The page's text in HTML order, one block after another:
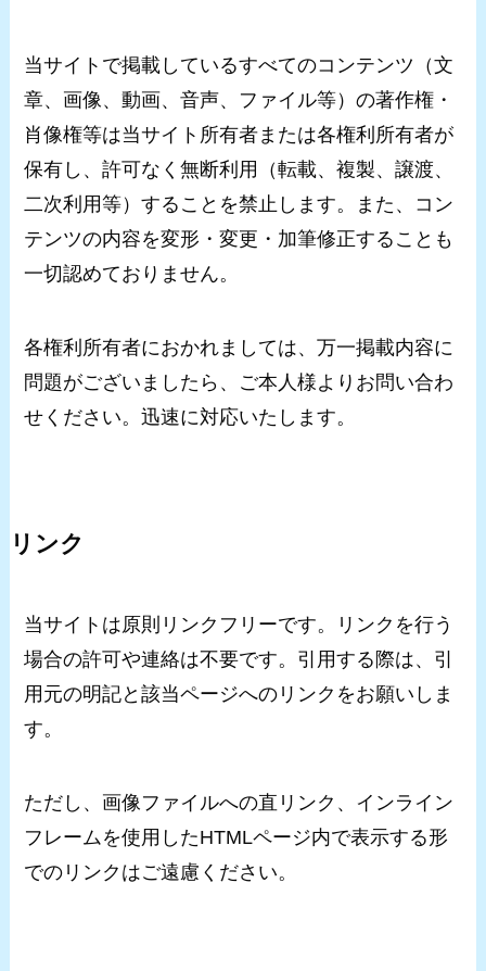
当サイトで掲載しているすべてのコンテンツ（文
章、画像、動画、音声、ファイル等）の著作権・
肖像権等は当サイト所有者または各権利所有者が
保有し、許可なく無断利用（転載、複製、譲渡、
二次利用等）することを禁止します。また、コン
テンツの内容を変形・変更・加筆修正することも
一切認めておりません。
各権利所有者におかれましては、万一掲載内容に
問題がございましたら、ご本人様よりお問い合わ
せください。迅速に対応いたします。
リンク
当サイトは原則リンクフリーです。リンクを行う
場合の許可や連絡は不要です。引用する際は、引
用元の明記と該当ページへのリンクをお願いしま
す。
ただし、画像ファイルへの直リンク、インライン
フレームを使用したHTMLページ内で表示する形
でのリンクはご遠慮ください。